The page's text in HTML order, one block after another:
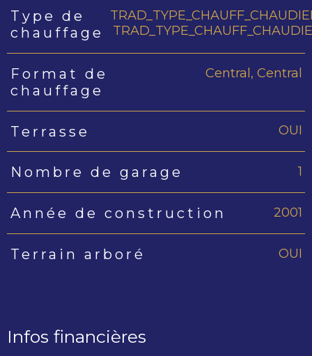
Type de
chauffage
Format de
chauffage
Central, Central
Terrasse OUI
Nombre de garage 1
Année de construction 2001
Terrain arboré OUI
Infos financières